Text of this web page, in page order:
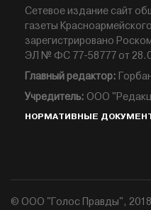
Сетевое издание сайт
газеты
зарегистрировано
ЭЛ № ФС 77-58777 от
Главный редактор:
Учредитель: ООО
НОРМАТИВНЫЕ
© ООО "Голос Правды",